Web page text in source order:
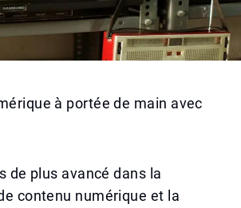
à portée de main avec
de plus avancé dans la
contenu numérique et la